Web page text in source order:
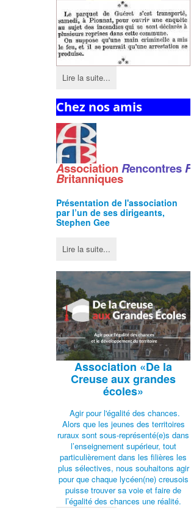
Lire la suite...
Chez nos amis
AssociationRencontresF
Britanniques
Présentation de l'association
par l’un de ses dirigeants,
Stephen Gee
Lire la suite...
Association «De la
Creuse aux grandes
écoles»
Agir pour l'égalité des chances.
Alors que les jeunes des territoires
ruraux sont sous-représenté(e)s dans
l’enseignement supérieur, tout
particulièrement dans les filières les
plus sélectives, nous souhaitons agir
pour que chaque lycéen(ne) creusois
puisse trouver sa voie et faire de
l’égalité des chances une réalité.